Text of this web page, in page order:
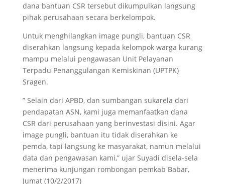
dana bantuan CSR tersebut dikumpulkan langsung
pihak perusahaan secara berkelompok.
Untuk menghilangkan image pungli, bantuan CSR
diserahkan langsung kepada kelompok warga kurang
mampu melalui pengawasan Unit Pelayanan
Terpadu Penanggulangan Kemiskinan (UPTPK)
Sragen.
” Selain dari APBD, dan sumbangan sukarela dari
pendapatan ASN, kami juga memanfaatkan dana
CSR dari perusahaan yang berinvestasi disini. Agar
image pungli, bantuan itu tidak diserahkan ke
pemda, tapi langsung ke masyarakat, namun melalui
data dan pengawasan kami,” ujar Suyadi disela-sela
menerima kunjungan rombongan pemkab Babar,
Jumat (10/2/2017)